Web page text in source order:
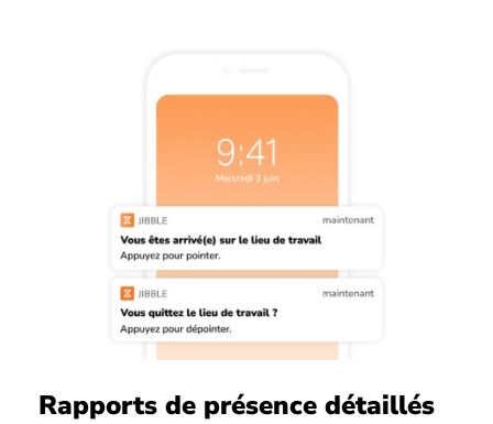
Rapports de présence détaillés